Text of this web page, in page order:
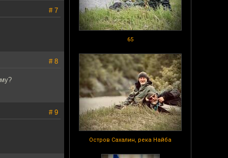
65
Остров Сахалин, река Найба
# 7
# 8
# 9